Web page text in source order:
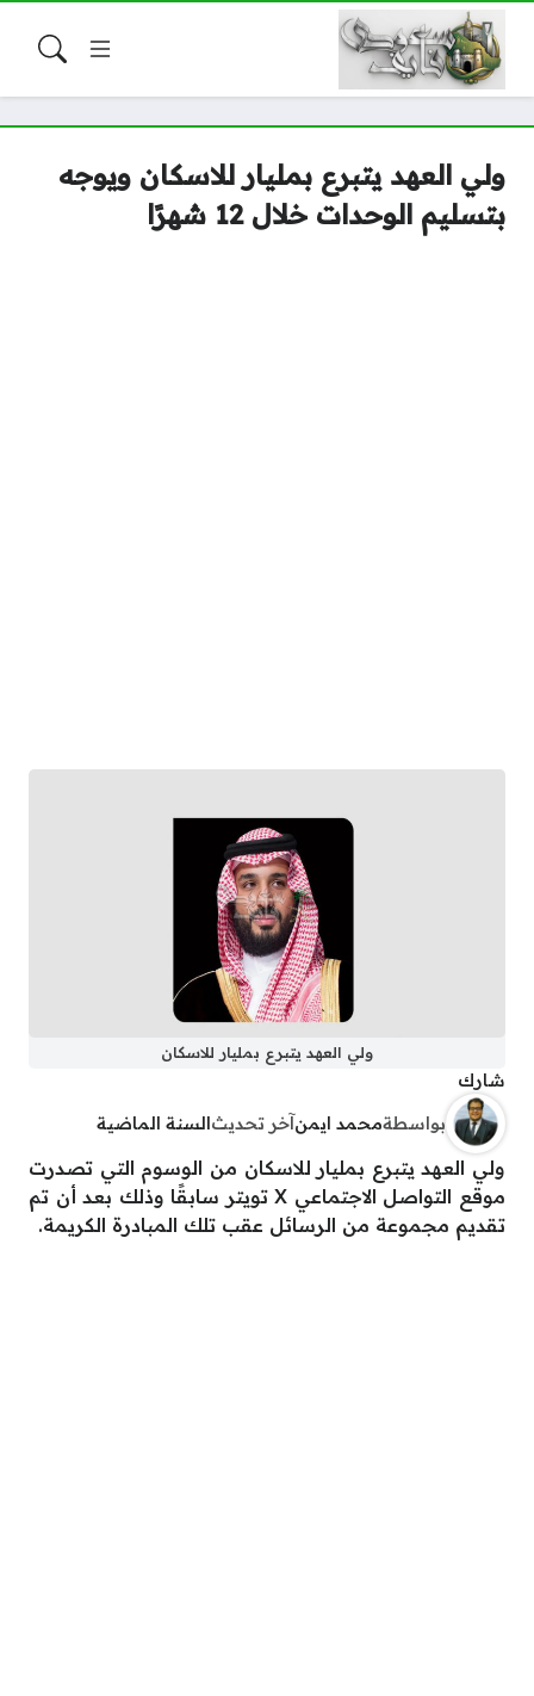
ولي العهد يتبرع بمليار للاسكان ويوجه
بتسليم الوحدات خلال 12 شهرًا
ولي العهد يتبرع بمليار للاسكان
شارك
بواسطةمحمد ايمنآخر تحديثالسنة الماضية
ولي العهد يتبرع بمليار للاسكان من الوسوم التي تصدرت
موقع التواصل الاجتماعي X تويتر سابقًا وذلك بعد أن تم
تقديم مجموعة من الرسائل عقب تلك المبادرة الكريمة.